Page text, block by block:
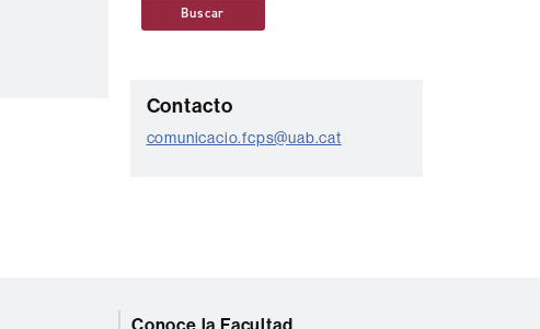
Buscar
C
o
Contacto
comunicacio.fcps@uab.cat